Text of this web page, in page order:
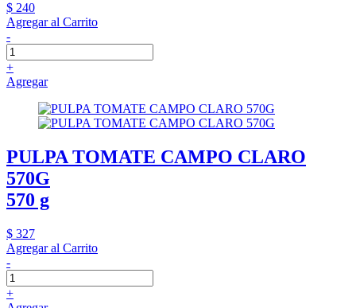
$ 240
Agregar al Carrito
-
+
Agregar
PULPA TOMATE CAMPO CLARO
570G
570 g
$ 327
Agregar al Carrito
-
+